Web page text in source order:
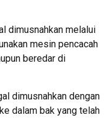
dimusnahkan melalui
mesin pencacah
beredar di
dimusnahkan dengan
dalam bak yang telah